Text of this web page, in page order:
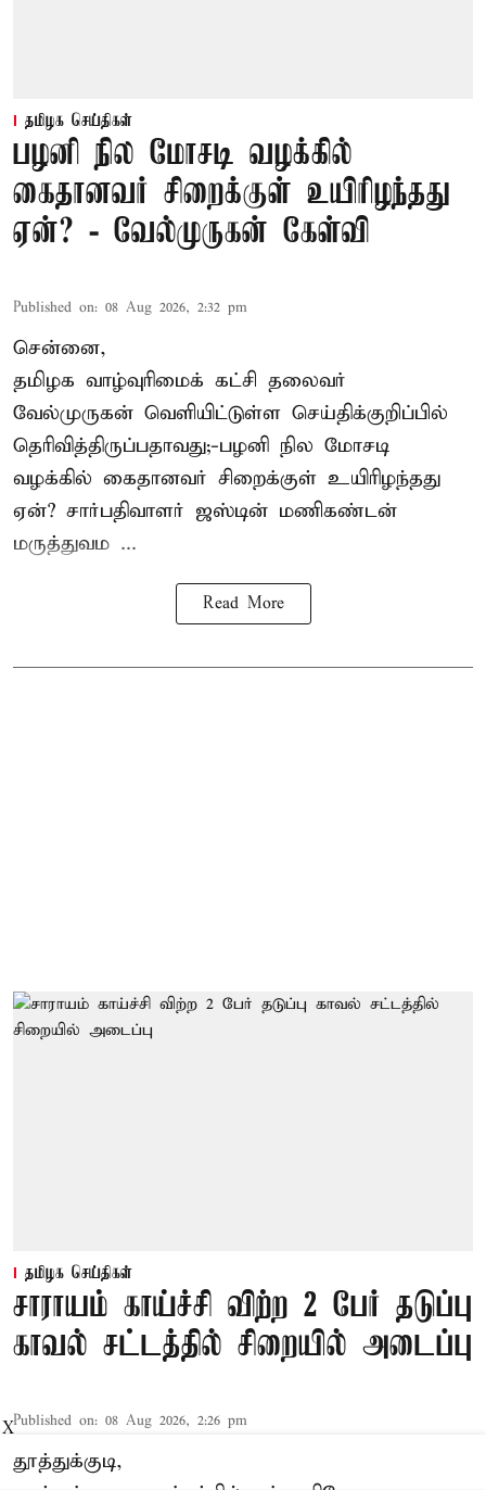
தமிழக செய்திகள்
பழனி நில மோசடி வழக்கில்
கைதானவர் சிறைக்குள் உயிரிழந்தது
ஏன்? - வேல்முருகன் கேள்வி
Published on: 08 Aug 2026, 2:32 pm
சென்னை,
தமிழக வாழ்வுரிமைக் கட்சி தலைவர்
வேல்முருகன் வெளியிட்டுள்ள செய்திக்குறிப்பில்
தெரிவித்திருப்பதாவது;-பழனி நில மோசடி
வழக்கில் கைதானவர் சிறைக்குள் உயிரிழந்தது
ஏன்? சார்பதிவாளர் ஜஸ்டின் மணிகண்டன்
மருத்துவம ...
Read More
தமிழக செய்திகள்
சாராயம் காய்ச்சி விற்ற 2 பேர் தடுப்பு
காவல் சட்டத்தில் சிறையில் அடைப்பு
Published on: 08 Aug 2026, 2:26 pm
தூத்துக்குடி,
X